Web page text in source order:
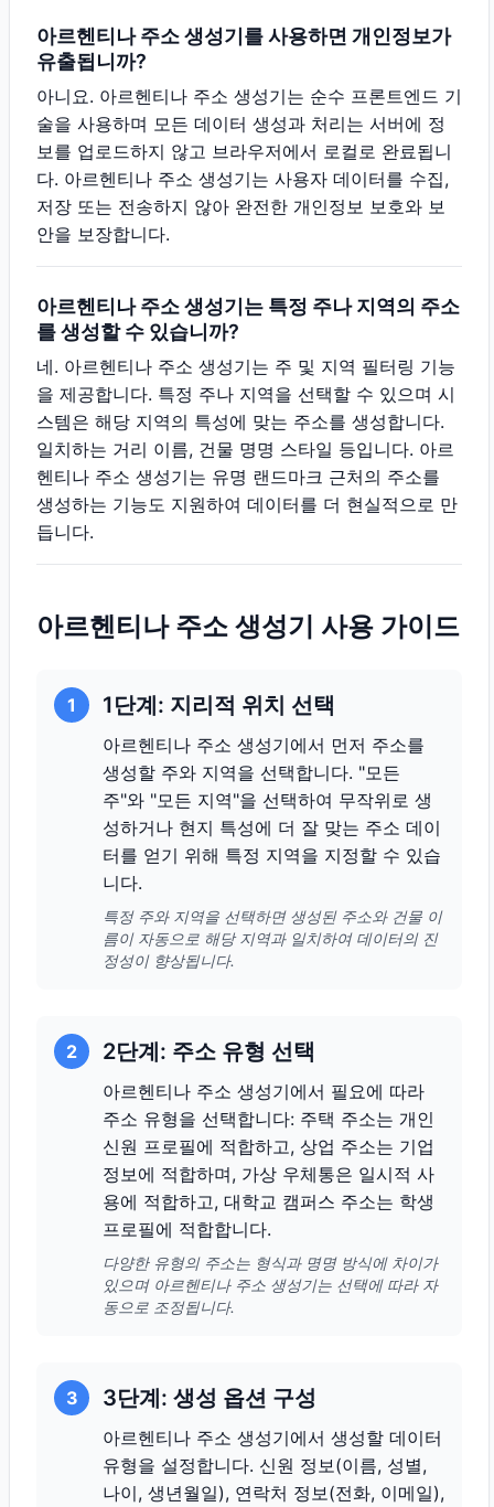
아르헨티나 주소 생성기를 사용하면 개인정보가
유출됩니까?
아니요. 아르헨티나 주소 생성기는 순수 프론트엔드 기
술을 사용하며 모든 데이터 생성과 처리는 서버에 정
보를 업로드하지 않고 브라우저에서 로컬로 완료됩니
다. 아르헨티나 주소 생성기는 사용자 데이터를 수집,
저장 또는 전송하지 않아 완전한 개인정보 보호와 보
안을 보장합니다.
아르헨티나 주소 생성기는 특정 주나 지역의 주소
를 생성할 수 있습니까?
네. 아르헨티나 주소 생성기는 주 및 지역 필터링 기능
을 제공합니다. 특정 주나 지역을 선택할 수 있으며 시
스템은 해당 지역의 특성에 맞는 주소를 생성합니다.
일치하는 거리 이름, 건물 명명 스타일 등입니다. 아르
헨티나 주소 생성기는 유명 랜드마크 근처의 주소를
생성하는 기능도 지원하여 데이터를 더 현실적으로 만
듭니다.
아르헨티나 주소 생성기 사용 가이드
1 1단계: 지리적 위치 선택
아르헨티나 주소 생성기에서 먼저 주소를
생성할 주와 지역을 선택합니다. "모든
주"와 "모든 지역"을 선택하여 무작위로 생
성하거나 현지 특성에 더 잘 맞는 주소 데이
터를 얻기 위해 특정 지역을 지정할 수 있습
니다.
특정 주와 지역을 선택하면 생성된 주소와 건물 이
름이 자동으로 해당 지역과 일치하여 데이터의 진
정성이 향상됩니다.
2 2단계: 주소 유형 선택
아르헨티나 주소 생성기에서 필요에 따라
주소 유형을 선택합니다: 주택 주소는 개인
신원 프로필에 적합하고, 상업 주소는 기업
정보에 적합하며, 가상 우체통은 일시적 사
용에 적합하고, 대학교 캠퍼스 주소는 학생
프로필에 적합합니다.
다양한 유형의 주소는 형식과 명명 방식에 차이가
있으며 아르헨티나 주소 생성기는 선택에 따라 자
동으로 조정됩니다.
3 3단계: 생성 옵션 구성
아르헨티나 주소 생성기에서 생성할 데이터
유형을 설정합니다. 신원 정보(이름, 성별,
나이, 생년월일), 연락처 정보(전화, 이메일),